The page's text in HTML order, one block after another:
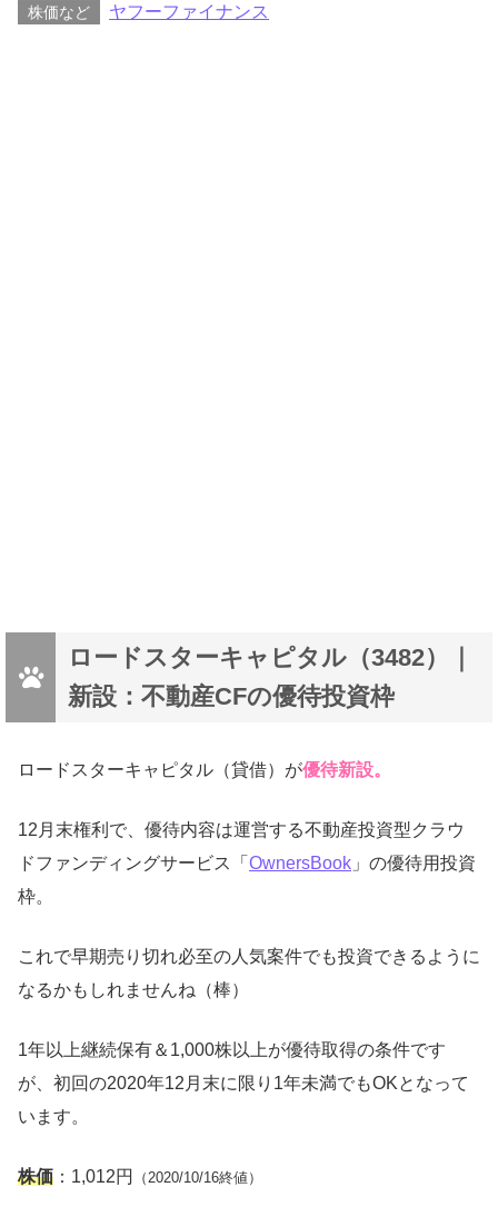
株価など ヤフーファイナンス
ロードスターキャピタル（3482）｜
新設：不動産CFの優待投資枠
ロードスターキャピタル（貸借）が優待新設。
12月末権利で、優待内容は運営する不動産投資型クラウ
ドファンディングサービス「 OwnersBook 」の優待用投資
枠。
これで早期売り切れ必至の人気案件でも投資できるように
なるかもしれませんね（棒）
1年以上継続保有＆1,000株以上が優待取得の条件です
が、初回の2020年12月末に限り1年未満でもOKとなって
います。
株価 ：1,012円 （2020/10/16終値）